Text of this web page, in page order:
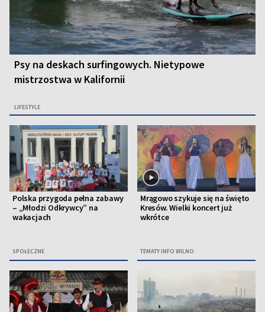
Psy na deskach surfingowych. Nietypowe
mistrzostwa w Kalifornii
LIFESTYLE
Polska przygoda pełna zabawy
– „Młodzi Odkrywcy” na
wakacjach
SPOŁECZNE
Mrągowo szykuje się na święto
Kresów. Wielki koncert już
wkrótce
TEMATY INFO WILNO